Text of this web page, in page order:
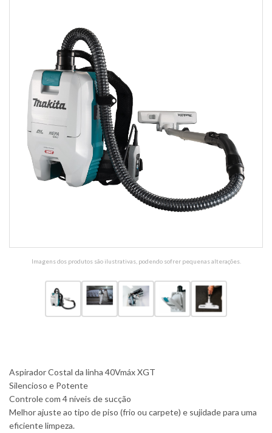
Imagens dos produtos são ilustrativas, podendo sofrer pequenas alterações.
Aspirador Costal da linha 40Vmáx XGT
Silencioso e Potente
Controle com 4 níveis de sucção
Melhor ajuste ao tipo de piso (frio ou carpete) e sujidade para uma
eficiente limpeza.